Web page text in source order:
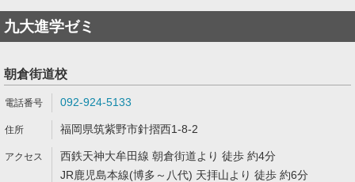
九大進学ゼミ
朝倉街道校
092-924-5133
福岡県筑紫野市針摺西1-8-2
西鉄天神大牟田線 朝倉街道より 徒歩 約4分
JR鹿児島本線(博多～八代) 天拝山より 徒歩 約6分